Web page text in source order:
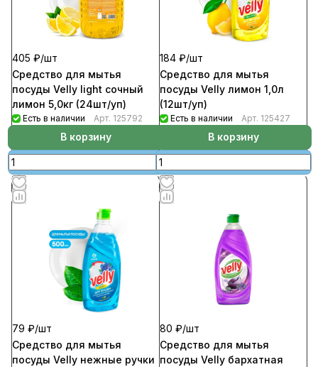
405 ₽/шт
Средство для мытья
посуды Velly light сочный
лимон 5,0кг (24шт/уп)
Есть в наличии Арт. 125792
В корзину
184 ₽/шт
Средство для мытья
посуды Velly лимон 1,0л
(12шт/уп)
Есть в наличии Арт. 125427
В корзину
79 ₽/шт
Средство для мытья
посуды Velly нежные ручки
80 ₽/шт
Средство для мытья
посуды Velly бархатная